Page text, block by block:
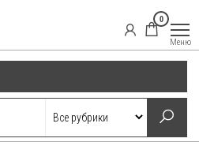
0
Меню